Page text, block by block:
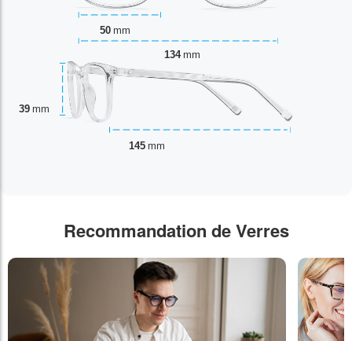
50 mm
39 mm
134 mm
145 mm
Recommandation de Verres